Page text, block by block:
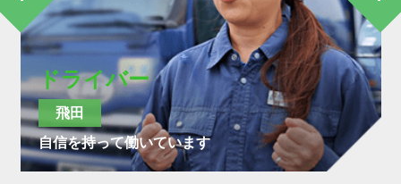
ドライバー
飛田
自信を持って働いています